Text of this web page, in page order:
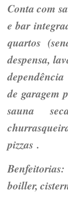
Conta com
e bar
quartos
despensa,
de garagem
sauna
pizzas .
boiller,